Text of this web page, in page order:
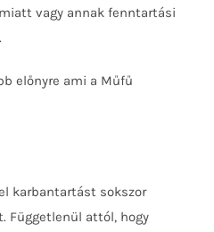
vagy annak fenntartási
előnyre ami a Műfű
karbantartást sokszor
Függetlenül attól, hogy